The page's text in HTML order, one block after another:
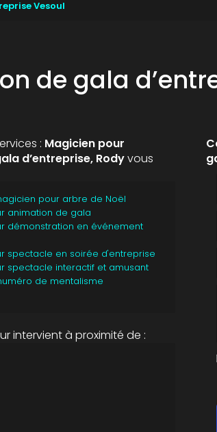
Vesoul
de gala
: Magicien pour
d’entreprise, Rodyvous
pour arbre de Noël
animation de gala
démonstration en événement
spectacle en soirée d'entreprise
spectacle interactif et amusant
de mentalisme
intervient à proximité de :